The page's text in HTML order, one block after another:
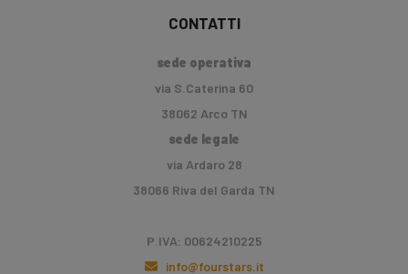
CONTATTI
sede operativa
via S.Caterina 60
38062 Arco TN
sede legale
via Ardaro 28
38066 Riva del Garda TN
P.IVA: 00624210225
info@fourstars.it